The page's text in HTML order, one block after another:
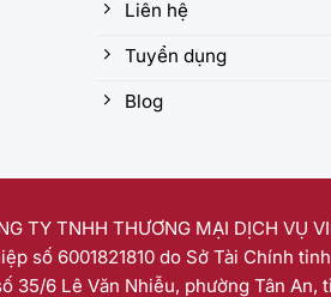
Liên hệ
Tuyển dụng
Blog
TY TNHH THƯƠNG MẠI DỊCH VỤ
số 6001821810 do Sở Tài Chính
35/6 Lê Văn Nhiễu, phường Tân An,